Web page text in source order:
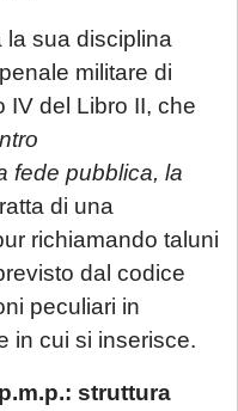
la sua disciplina
militare di
IV del Libro II, che
fede pubblica, la
di una
richiamando taluni
dal codice
peculiari in
in cui si inserisce.
struttura